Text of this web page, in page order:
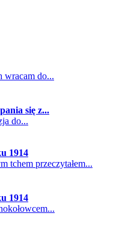
wracam do...
się z...
do...
1914
tchem przeczytałem...
1914